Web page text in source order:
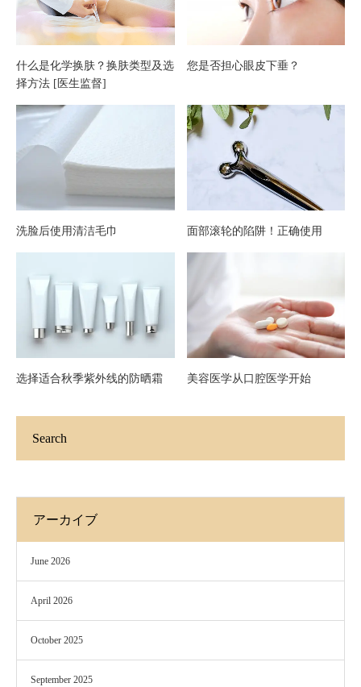
解决
哪些
什么是化学换肤？换肤类型及选
择方法 [医生监督]
您是否担心眼皮下垂？
洗脸后使用清洁毛巾 面部滚轮的陷阱！正确使用
选择适合秋季紫外线的防晒霜 美容医学从口腔医学开始
Search
アーカイブ
June 2026
April 2026
October 2025
September 2025